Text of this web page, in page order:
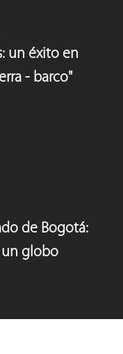
un éxito en
- barco"
de Bogotá:
un globo